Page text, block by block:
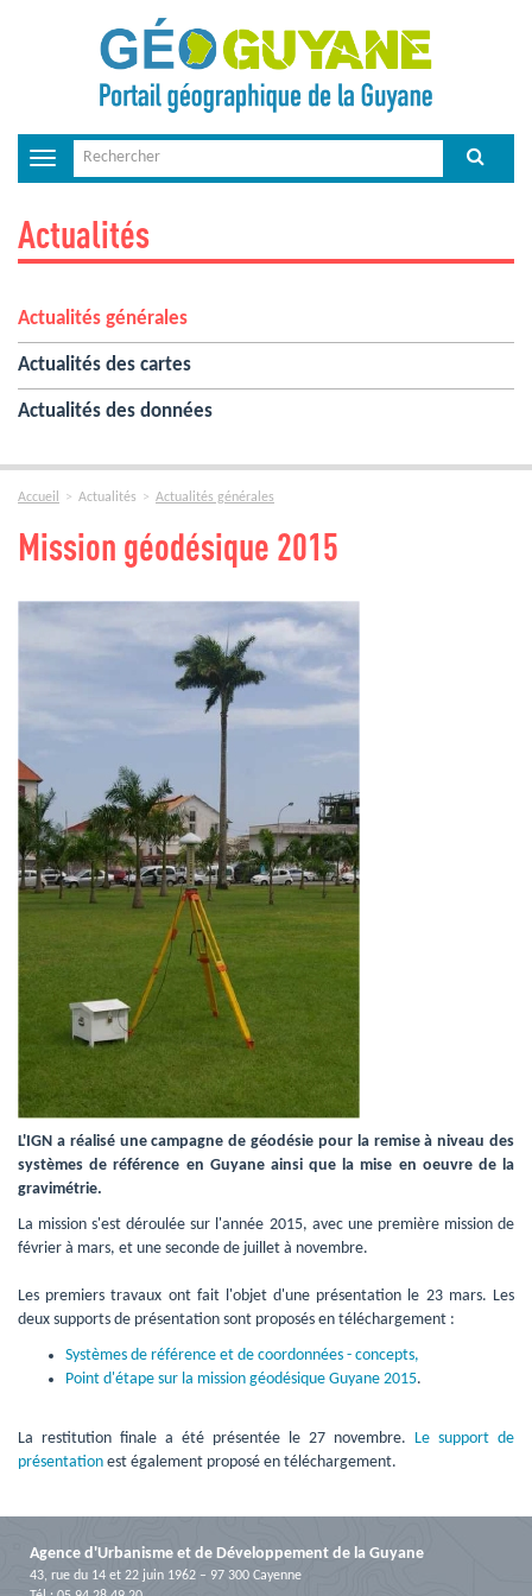
Toggle
navigation
Actualités
Actualités générales
Actualités des cartes
Actualités des données
Accueil Actualités Actualités générales
Mission géodésique 2015
L'IGN a réalisé une campagne de géodésie pour la remise à niveau des
systèmes de référence en Guyane ainsi que la mise en oeuvre de la
gravimétrie.
La mission s'est déroulée sur l'année 2015, avec une première mission de
février à mars, et une seconde de juillet à novembre.
Les premiers travaux ont fait l'objet d'une présentation le 23 mars. Les
deux supports de présentation sont proposés en téléchargement :
Systèmes de référence et de coordonnées - concepts,
Point d'étape sur la mission géodésique Guyane 2015.
La restitution finale a été présentée le 27 novembre.
Le support de
présentation est également proposé en téléchargement.
Agence d'Urbanisme et de Développement de la Guyane
43, rue du 14 et 22 juin 1962 – 97 300 Cayenne